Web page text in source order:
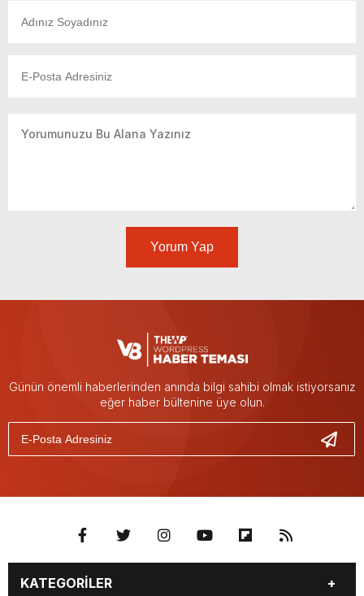
Yorum Yap
Günün önemli haberlerinden anında bilgi sahibi olmak istiyorsanız
eğer haber bültenine üye olun.
KATEGORİLER